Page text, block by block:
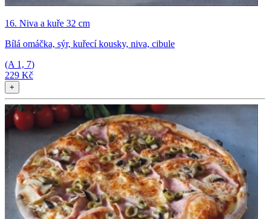
16. Niva a kuře 32 cm
Bílá omáčka, sýr, kuřecí kousky, niva, cibule
(A 1, 7)
229 Kč
+